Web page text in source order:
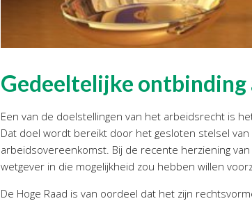
Gedeeltelijke
Een van de doelstellingen van het arbeidsrecht is
Dat doel wordt bereikt door het gesloten stelsel
arbeidsovereenkomst. Bij de recente herziening
wetgever in die mogelijkheid zou hebben willen
De Hoge Raad is van oordeel dat het zijn